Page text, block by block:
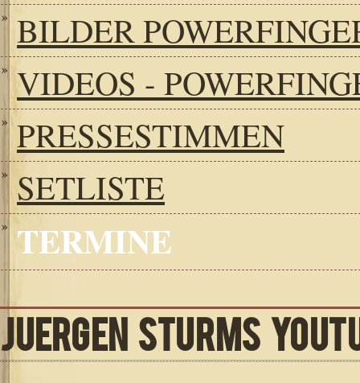
BILDER
VIDEOS -
PRESSESTIMMEN
SETLISTE
TERMINE
JUERGEN STURMS